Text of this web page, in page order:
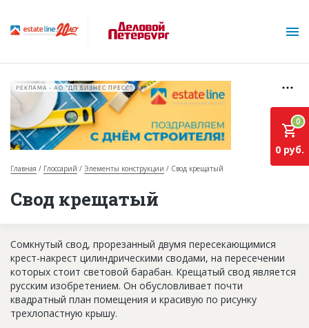
О проекте
База строящихся объектов
Инвестпроекты
Глоссарий
Новости
РЕКЛАМА • АО "ДП БИЗНЕС ПРЕСС"
Главная Глоссарий Элементы конструкции Свод крещатый
Свод крещатый
0
0 руб.
Сомкнутый свод, прорезанный двумя пересекающимися
крест-накрест цилиндрическими сводами, на пересечении
которых стоит световой барабан. Крещатый свод является
русским изобретением. Он обусловливает почти
квадратный план помещения и красивую по рисунку
трехлопастную крышу.